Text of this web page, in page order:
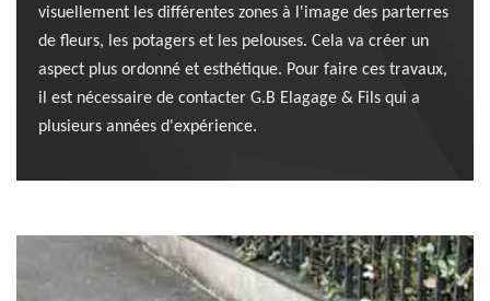
visuellement les différentes zones à l'image des parterres
de fleurs, les potagers et les pelouses. Cela va créer un
aspect plus ordonné et esthétique. Pour faire ces travaux,
il est nécessaire de contacter G.B Elagage & Fils qui a
plusieurs années d'expérience.